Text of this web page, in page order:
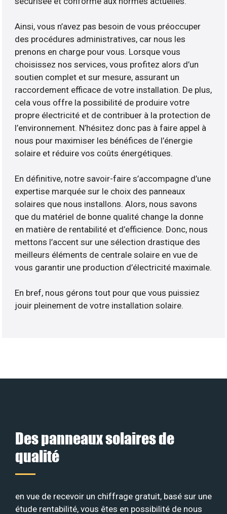
Ainsi, vous n’avez pas besoin de vous préoccuper
des procédures administratives, car nous les
prenons en charge pour vous. Lorsque vous
choisissez nos services, vous profitez alors d’un
soutien complet et sur mesure, assurant un
raccordement efficace de votre installation. De plus,
cela vous offre la possibilité de produire votre
propre électricité et de contribuer à la protection de
l’environnement. N’hésitez donc pas à faire appel à
nous pour maximiser les bénéfices de l’énergie
solaire et réduire vos coûts énergétiques.
En définitive, notre savoir-faire s’accompagne d’une
expertise marquée sur le choix des panneaux
solaires que nous installons. Alors, nous savons
que du matériel de bonne qualité change la donne
en matière de rentabilité et d’efficience. Donc, nous
mettons l’accent sur une sélection drastique des
meilleurs éléments de centrale solaire en vue de
vous garantir une production d’électricité maximale.
En bref, nous gérons tout pour que vous puissiez
jouir pleinement de votre installation solaire.
Des panneaux solaires de
qualité
en vue de recevoir un chiffrage gratuit, basé sur une
étude rentabilité, vous êtes en possibilité de nous